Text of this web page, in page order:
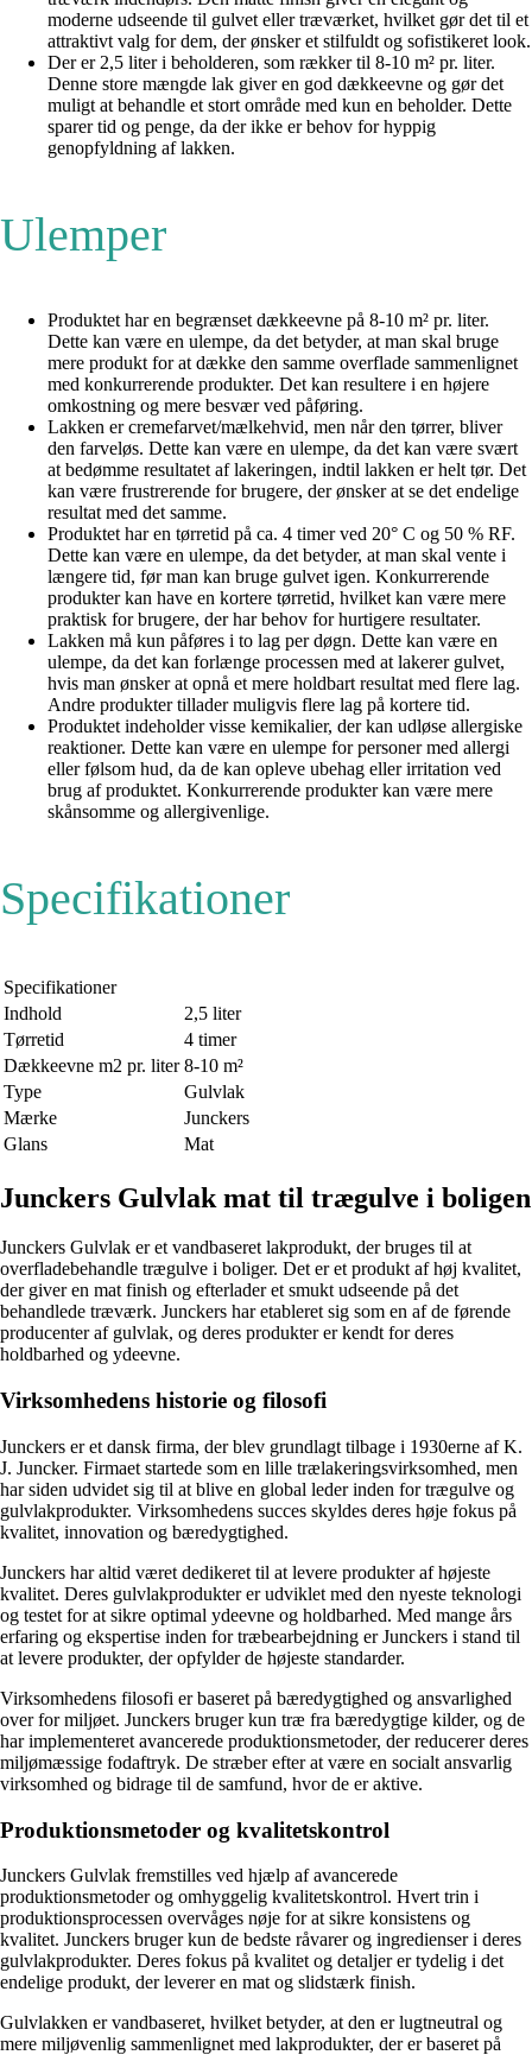
moderne udseende til gulvet eller træværket, hvilket gør det til et
attraktivt valg for dem, der ønsker et stilfuldt og sofistikeret look.
Der er 2,5 liter i beholderen, som rækker til 8-10 m² pr. liter.
Denne store mængde lak giver en god dækkeevne og gør det
muligt at behandle et stort område med kun en beholder. Dette
sparer tid og penge, da der ikke er behov for hyppig
genopfyldning af lakken.
Ulemper
Produktet har en begrænset dækkeevne på 8-10 m² pr. liter.
Dette kan være en ulempe, da det betyder, at man skal bruge
mere produkt for at dække den samme overflade sammenlignet
med konkurrerende produkter. Det kan resultere i en højere
omkostning og mere besvær ved påføring.
Lakken er cremefarvet/mælkehvid, men når den tørrer, bliver
den farveløs. Dette kan være en ulempe, da det kan være svært
at bedømme resultatet af lakeringen, indtil lakken er helt tør. Det
kan være frustrerende for brugere, der ønsker at se det endelige
resultat med det samme.
Produktet har en tørretid på ca. 4 timer ved 20° C og 50 % RF.
Dette kan være en ulempe, da det betyder, at man skal vente i
længere tid, før man kan bruge gulvet igen. Konkurrerende
produkter kan have en kortere tørretid, hvilket kan være mere
praktisk for brugere, der har behov for hurtigere resultater.
Lakken må kun påføres i to lag per døgn. Dette kan være en
ulempe, da det kan forlænge processen med at lakerer gulvet,
hvis man ønsker at opnå et mere holdbart resultat med flere lag.
Andre produkter tillader muligvis flere lag på kortere tid.
Produktet indeholder visse kemikalier, der kan udløse allergiske
reaktioner. Dette kan være en ulempe for personer med allergi
eller følsom hud, da de kan opleve ubehag eller irritation ved
brug af produktet. Konkurrerende produkter kan være mere
skånsomme og allergivenlige.
Specifikationer
Specifikationer
Indhold
2,5 liter
Tørretid
4 timer
Dækkeevne m2 pr. liter 8-10 m²
Type
Gulvlak
Mærke
Junckers
Glans
Mat
Junckers Gulvlak mat til trægulve i boligen
Junckers Gulvlak er et vandbaseret lakprodukt, der bruges til at
overfladebehandle trægulve i boliger. Det er et produkt af høj kvalitet,
der giver en mat finish og efterlader et smukt udseende på det
behandlede træværk. Junckers har etableret sig som en af de førende
producenter af gulvlak, og deres produkter er kendt for deres
holdbarhed og ydeevne.
Virksomhedens historie og filosofi
Junckers er et dansk firma, der blev grundlagt tilbage i 1930erne af K.
J. Juncker. Firmaet startede som en lille trælakeringsvirksomhed, men
har siden udvidet sig til at blive en global leder inden for trægulve og
gulvlakprodukter. Virksomhedens succes skyldes deres høje fokus på
kvalitet, innovation og bæredygtighed.
Junckers har altid været dedikeret til at levere produkter af højeste
kvalitet. Deres gulvlakprodukter er udviklet med den nyeste teknologi
og testet for at sikre optimal ydeevne og holdbarhed. Med mange års
erfaring og ekspertise inden for træbearbejdning er Junckers i stand til
at levere produkter, der opfylder de højeste standarder.
Virksomhedens filosofi er baseret på bæredygtighed og ansvarlighed
over for miljøet. Junckers bruger kun træ fra bæredygtige kilder, og de
har implementeret avancerede produktionsmetoder, der reducerer deres
miljømæssige fodaftryk. De stræber efter at være en socialt ansvarlig
virksomhed og bidrage til de samfund, hvor de er aktive.
Produktionsmetoder og kvalitetskontrol
Junckers Gulvlak fremstilles ved hjælp af avancerede
produktionsmetoder og omhyggelig kvalitetskontrol. Hvert trin i
produktionsprocessen overvåges nøje for at sikre konsistens og
kvalitet. Junckers bruger kun de bedste råvarer og ingredienser i deres
gulvlakprodukter. Deres fokus på kvalitet og detaljer er tydelig i det
endelige produkt, der leverer en mat og slidstærk finish.
Gulvlakken er vandbaseret, hvilket betyder, at den er lugtneutral og
mere miljøvenlig sammenlignet med lakprodukter, der er baseret på